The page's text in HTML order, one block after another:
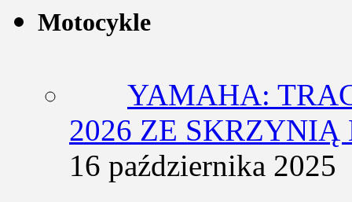
Motocykle
YAMAHA:
2026 ZE
16 października 2025